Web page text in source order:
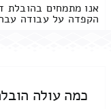
אנו מתמחים בהובלת
הקפדה על עבודה
כמה עולה